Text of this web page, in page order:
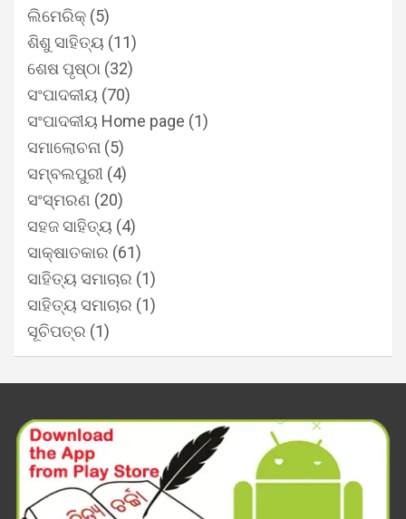
ଲିମେରିକ୍ (5)
ଶିଶୁ ସାହିତ୍ୟ (11)
ଶେଷ ପୃଷ୍ଠା (32)
ସଂପାଦକୀୟ (70)
ସଂପାଦକୀୟ Home page (1)
ସମାଲୋଚନା (5)
ସମ୍ବଲପୁରୀ (4)
ସଂସ୍ମରଣ (20)
ସହଜ ସାହିତ୍ୟ (4)
ସାକ୍ଷାତକାର (61)
ସାହିତ୍ୟ ସମାଚାର (1)
ସାହିତ୍ୟ ସମାଚାର (1)
ସୂଚିପତ୍ର (1)